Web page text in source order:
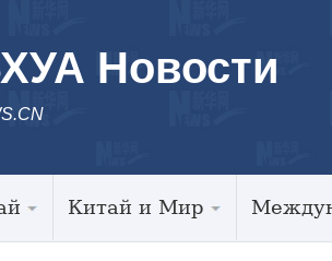
Новости
Китай и Мир